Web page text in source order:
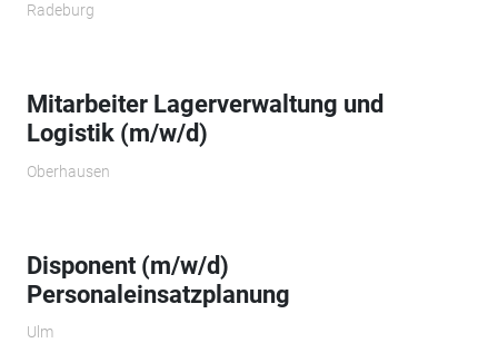
Radeburg
Mitarbeiter Lagerverwaltung und
Logistik (m/w/d)
Oberhausen
Disponent (m/w/d)
Personaleinsatzplanung
Ulm